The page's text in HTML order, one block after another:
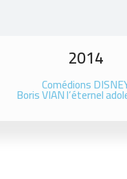
2014
Comédions
Boris VIAN l’éternel